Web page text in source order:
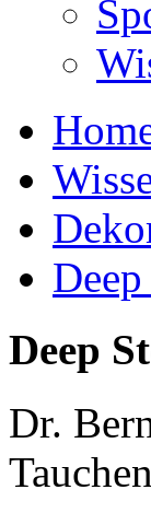
Deep
Dr.